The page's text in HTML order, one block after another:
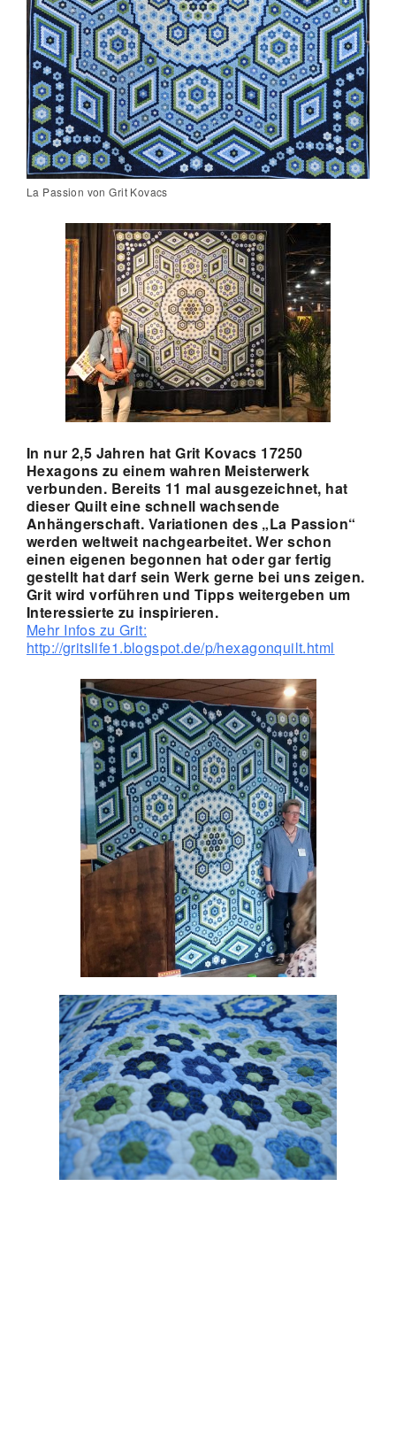
La Passion von Grit Kovacs
In nur 2,5 Jahren hat Grit Kovacs 17250
Hexagons zu einem wahren Meisterwerk
verbunden. Bereits 11 mal ausgezeichnet, hat
dieser Quilt eine schnell wachsende
Anhängerschaft. Variationen des „La Passion“
werden weltweit nachgearbeitet. Wer schon
einen eigenen begonnen hat oder gar fertig
gestellt hat darf sein Werk gerne bei uns zeigen.
Grit wird vorführen und Tipps weitergeben um
Interessierte zu inspirieren.
Mehr Infos zu Grit:
http://gritslife1.blogspot.de/p/hexagonquilt.html